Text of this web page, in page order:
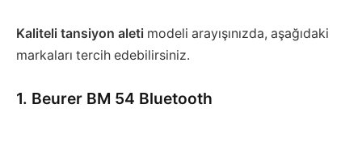
Kaliteli tansiyon aleti modeli arayışınızda, aşağıdaki
markaları tercih edebilirsiniz.
1. Beurer BM 54 Bluetooth